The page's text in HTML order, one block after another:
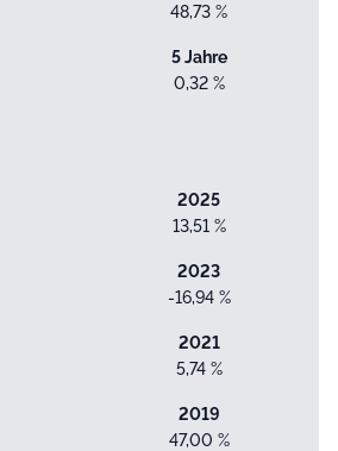
48,73 %
5 Jahre
0,32 %
2025
13,51 %
2023
-16,94 %
2021
5,74 %
2019
47,00 %